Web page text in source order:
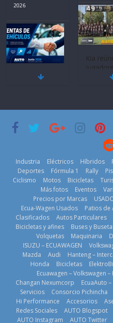
2026
Mercado
historia
11 de julio de
BMW, Toyota,
Bosch y
prueban flota
que usa
gasolina 100%
renovable
25 de julio de
2026
Kia
fútbol
2026
La Vuelta
Ecuador
edición
recorre
días
1 de
2026
Industria Eléctricos Híbridos
Deportes
Fórmula 1 Rally
Ciclismo
Motos Bicicletas
Más fotos
Eventos
Precios por Marcas
Ecua-Wagen Usados
Patios de
Clasificados
Autos Particulares
Bicicletas y afines
Buses y
Volquetas
Maquinaria
ISUZU – ECUAWAGEN
Mazda
Audi Hanteng –
Honda
Bicicletas
Ecuawagen – Volkswagen –
Changan Nexumcorp
EcuaAuto
Servicios
Consorcio Pichincha
Hi Performance
Accesorios
Redes Sociales
AUTO Blogspot
AUTO Instagram
AUTO Twitter